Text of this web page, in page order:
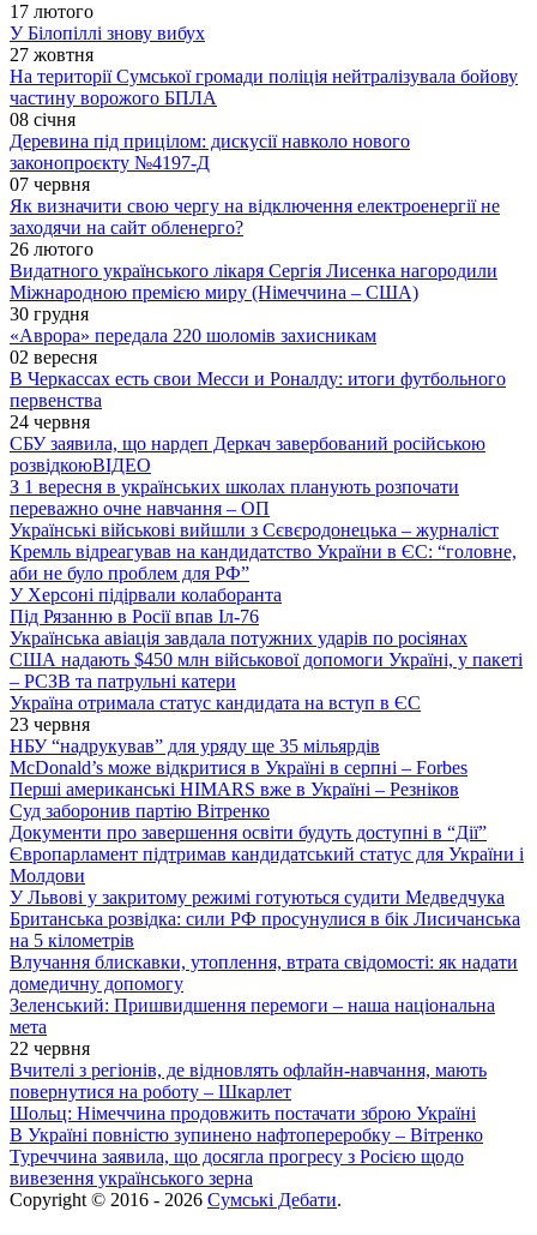
17 лютого
У Білопіллі знову вибух
27 жовтня
На території Сумської громади поліція нейтралізувала бойову
частину ворожого БПЛА
08 січня
Деревина під прицілом: дискусії навколо нового
законопроєкту №4197-Д
07 червня
Як визначити свою чергу на відключення електроенергії не
заходячи на сайт обленерго?
26 лютого
Видатного українського лікаря Сергія Лисенка нагородили
Міжнародною премією миру (Німеччина – США)
30 грудня
«Аврора» передала 220 шоломів захисникам
02 вересня
В Черкассах есть свои Месси и Роналду: итоги футбольного
первенства
24 червня
СБУ заявила, що нардеп Деркач завербований російською
розвідкоюВІДЕО
З 1 вересня в українських школах планують розпочати
переважно очне навчання – ОП
Українські військові вийшли з Сєвєродонецька – журналіст
Кремль відреагував на кандидатство України в ЄС: “головне,
аби не було проблем для РФ”
У Херсоні підірвали колаборанта
Під Рязанню в Росії впав Іл-76
Українська авіація завдала потужних ударів по росіянах
США надають $450 млн військової допомоги Україні, у пакеті
– РСЗВ та патрульні катери
Україна отримала статус кандидата на вступ в ЄС
23 червня
НБУ “надрукував” для уряду ще 35 мільярдів
McDonald’s може відкритися в Україні в серпні – Forbes
Перші американські HIMARS вже в Україні – Резніков
Суд заборонив партію Вітренко
Документи про завершення освіти будуть доступні в “Дії”
Європарламент підтримав кандидатський статус для України і
Молдови
У Львові у закритому режимі готуються судити Медведчука
Британська розвідка: сили РФ просунулися в бік Лисичанська
на 5 кілометрів
Влучання блискавки, утоплення, втрата свідомості: як надати
домедичну допомогу
Зеленський: Пришвидшення перемоги – наша національна
мета
22 червня
Вчителі з регіонів, де відновлять офлайн-навчання, мають
повернутися на роботу – Шкарлет
Шольц: Німеччина продовжить постачати зброю Україні
В Україні повністю зупинено нафтопереробку – Вітренко
Туреччина заявила, що досягла прогресу з Росією щодо
вивезення українського зерна
Copyright © 2016 - 2026 Сумські Дебати.